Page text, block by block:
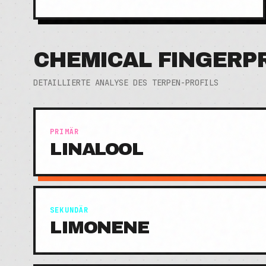
CHEMICAL
DETAILLIERTE ANALYSE DES TERPEN-PROFILS
PRIMÄR
LINALOOL
SEKUNDÄR
LIMONENE